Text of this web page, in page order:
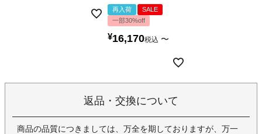
再入荷
SALE
一部30%off
¥16,170税込 〜
返品・交換について
商品の品質につきましては、万全を期しておりますが、万一